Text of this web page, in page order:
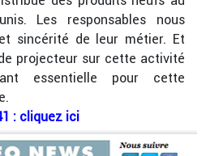
Les responsables nous
sincérité de leur métier. Et
projecteur sur cette activité
essentielle pour cette
: cliquez ici